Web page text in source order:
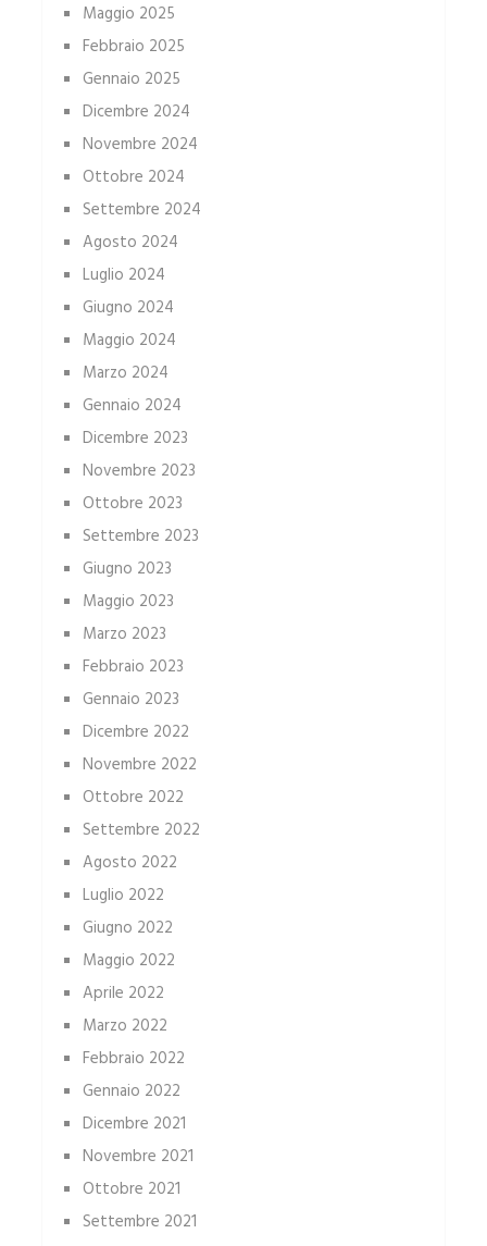
Maggio 2025
Febbraio 2025
Gennaio 2025
Dicembre 2024
Novembre 2024
Ottobre 2024
Settembre 2024
Agosto 2024
Luglio 2024
Giugno 2024
Maggio 2024
Marzo 2024
Gennaio 2024
Dicembre 2023
Novembre 2023
Ottobre 2023
Settembre 2023
Giugno 2023
Maggio 2023
Marzo 2023
Febbraio 2023
Gennaio 2023
Dicembre 2022
Novembre 2022
Ottobre 2022
Settembre 2022
Agosto 2022
Luglio 2022
Giugno 2022
Maggio 2022
Aprile 2022
Marzo 2022
Febbraio 2022
Gennaio 2022
Dicembre 2021
Novembre 2021
Ottobre 2021
Settembre 2021